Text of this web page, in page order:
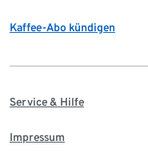
Kaffee-Abo kündigen
Service & Hilfe
Impressum